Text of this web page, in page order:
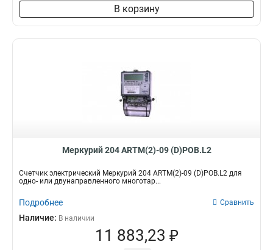
В корзину
Меркурий 204 ARTM(2)-09 (D)POB.L2
Счетчик электрический Меркурий 204 ARTM(2)-09 (D)POB.L2 для
одно- или двунаправленного многотар...
Подробнее Сравнить
Наличие: В наличии
11 883,23 ₽